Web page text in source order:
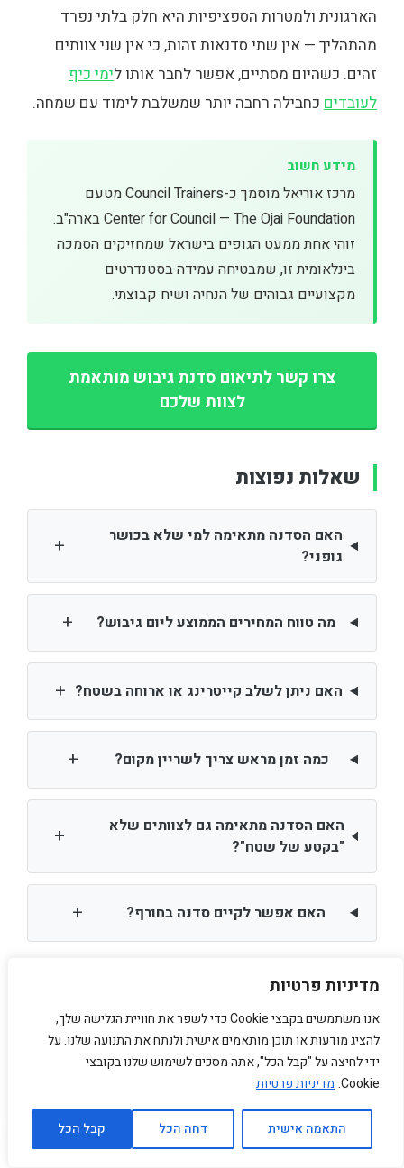
מדיניות פרטיות
אנו משתמשים בקבצי Cookie כדי לשפר את חוויית הגלישה שלך,
להציג מודעות או תוכן מותאמים אישית ולנתח את התנועה שלנו. על
ידי לחיצה על "קבל הכל", אתה מסכים לשימוש שלנו בקובצי
Cookie. מדיניות פרטיות
התאמה אישית דחה הכל קבל הכל
הארגונית ולמטרות הספציפיות היא חלק בלתי נפרד
מהתהליך — אין שתי סדנאות זהות, כי אין שני צוותים
זהים. כשהיום מסתיים, אפשר לחבר אותו לימי כיף
לעובדים כחבילה רחבה יותר שמשלבת לימוד עם שמחה.
מידע חשוב
מרכז אוריאל מוסמך כ-Council Trainers מטעם
Center for Council — The Ojai Foundation בארה"ב.
זוהי אחת ממעט הגופים בישראל שמחזיקים הסמכה
בינלאומית זו, שמבטיחה עמידה בסטנדרטים
מקצועיים גבוהים של הנחיה ושיח קבוצתי.
צרו קשר לתיאום סדנת גיבוש מותאמת
לצוות שלכם
שאלות נפוצות
האם הסדנה מתאימה למי שלא בכושר
גופני?
+
מה טווח המחירים הממוצע ליום גיבוש? +
האם ניתן לשלב קייטרינג או ארוחה בשטח? +
כמה זמן מראש צריך לשריין מקום? +
האם הסדנה מתאימה גם לצוותים שלא
"בקטע של שטח"?
+
האם אפשר לקיים סדנה בחורף? +
מוכנים להפוך יום אחד בטבע לתהליך
שמשנה את הצוות?
אם אתם מתחילים לתכנן יום גיבוש בצפון לצוות
שלכם, ויש לכם שאלות על אפיון מטרות, התאמת
תוכן, או לוגיסטיקה — נשמח לשמוע אתכם ולחשוב
יחד. כל שיחה מתחילה בהקשבה לצרכים הספציפיים
צריך עזרה?